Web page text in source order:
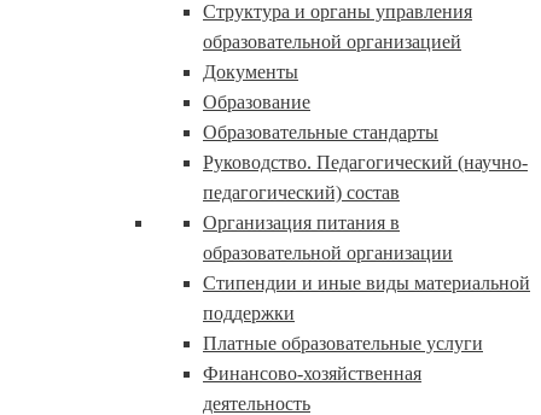
Структура и органы управления
образовательной организацией
Документы
Образование
Образовательные стандарты
Руководство. Педагогический (научно-
педагогический) состав
Организация питания в
образовательной организации
Стипендии и иные виды материальной
поддержки
Платные образовательные услуги
Финансово-хозяйственная
деятельность